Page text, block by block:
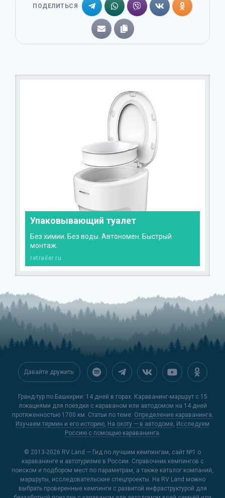
ПОДЕЛИТЬСЯ
Упаковывающий туалет
Без химии. Без воды. Автономен. Быстрый
монтаж.
retrailer.ru
Давайте дружить:
Гранд-тур по Башкирии: 14 дней в горах. Караванинг-маршрут с 15
локациями для поездки с караваном или автодомом на 14 дней
протяженностью 1700 км. Статьи по теме: Определение караванинга.
Изучаем термин и его историю, На охоту — в автодоме, Исследуем
Россию с помощью караванинга.
© 2013-2026 RV Land — Гид по лучшим кемпингам, сайт №1 о
караванинге и автотуризме в России. Справочник кемпингов с
поиском и подбором мест по параметрам, а также каталог компаний,
маршруты, исследовательские спецпроекты. На RV Land можно
выбрать проверенные кемпинги с развитой инфраструктурой для